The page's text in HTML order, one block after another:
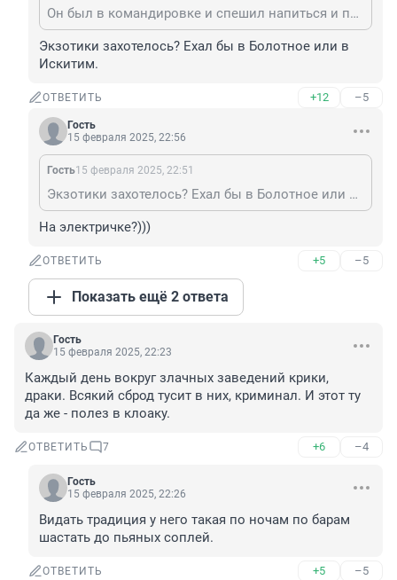
Он был в командировке и спешил напиться и познакомиться с прекрасными жительницами нашего мегаполиса.
Экзотики захотелось? Ехал бы в Болотное или в
Искитим.
ОТВЕТИТЬ +12 –5
Гость
15 февраля 2025, 22:56
Гость15 февраля 2025, 22:51
Экзотики захотелось? Ехал бы в Болотное или в Искитим.
На электричке?)))
ОТВЕТИТЬ +5 –5
Показать ещё 2 ответа
Гость
15 февраля 2025, 22:23
Каждый день вокруг злачных заведений крики,
драки. Всякий сброд тусит в них, криминал. И этот ту
да же - полез в клоаку.
ОТВЕТИТЬ 7 +6 –4
Гость
15 февраля 2025, 22:26
Видать традиция у него такая по ночам по барам
шастать до пьяных соплей.
ОТВЕТИТЬ +5 –5